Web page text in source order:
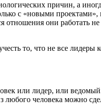
причин, а
с «новыми
отношения они работать
то, что не все лидеры
или лидер, или
любого человека можно